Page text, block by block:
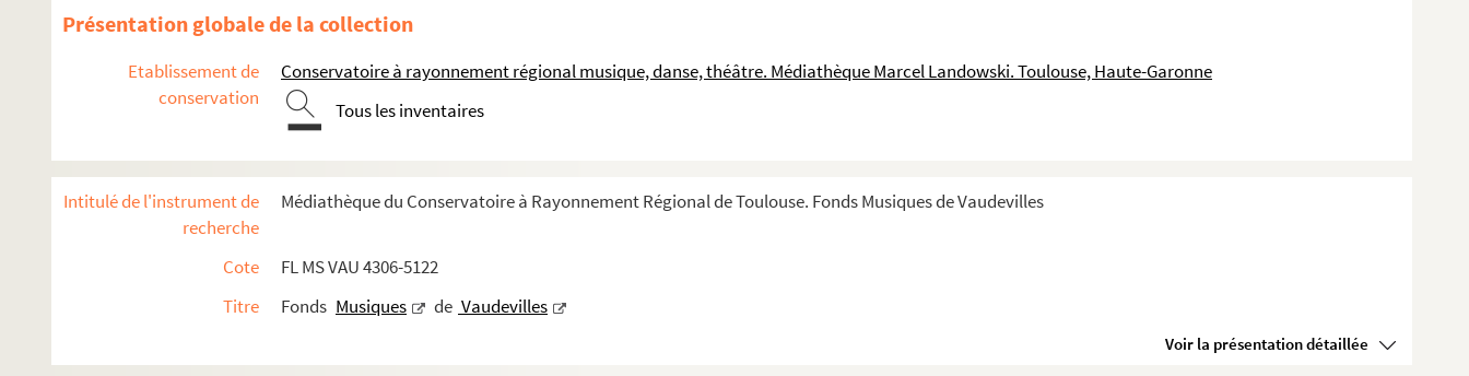
Présentation globale de la collection
Etablissement de
conservation
Conservatoire à rayonnement régional musique, danse, théâtre. Médiathèque Marcel Landowski. Toulouse, Haute-Garonne
Tous les inventaires
Intitulé de l'instrument de
recherche
Médiathèque du Conservatoire à Rayonnement Régional de Toulouse. Fonds Musiques de Vaudevilles
Cote
FL MS VAU 4306-5122
Titre
Fonds Musiques de Vaudevilles
Voir la présentation détaillée
FL MS VAU 5066. François le Champy
FL MS VAU 5068. El gitano, drame
FL MS VAU 5070. Gaspardo le pecheur, drame
FL MS VAU 5073. L’honneur de la maison, drame
FL MS VAU 5074. Il y a seize ans, drame